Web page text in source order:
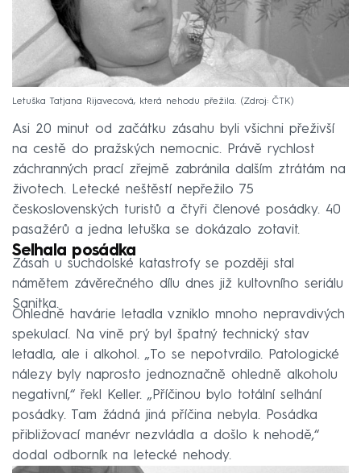
Letuška Tatjana Rijavecová, která nehodu přežila. Zdroj: ČTK
Asi 20 minut od začátku zásahu byli všichni přeživší
na cestě do pražských nemocnic. Právě rychlost
záchranných prací zřejmě zabránila dalším ztrátám na
životech. Letecké neštěstí nepřežilo 75
československých turistů a čtyři členové posádky. 40
pasažérů a jedna letuška se dokázalo zotavit.
Selhala posádka
Zásah u suchdolské katastrofy se později stal
námětem závěrečného dílu dnes již kultovního seriálu
Sanitka.
Ohledně havárie letadla vzniklo mnoho nepravdivých
spekulací. Na vině prý byl špatný technický stav
letadla, ale i alkohol. „To se nepotvrdilo. Patologické
nálezy byly naprosto jednoznačně ohledně alkoholu
negativní,“ řekl Keller. „Příčinou bylo totální selhání
posádky. Tam žádná jiná příčina nebyla. Posádka
přibližovací manévr nezvládla a došlo k nehodě,“
dodal odborník na letecké nehody.